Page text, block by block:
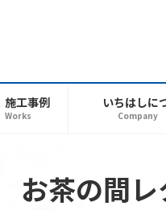
施工事例
Works
いちはしに
Company
茶の間レ